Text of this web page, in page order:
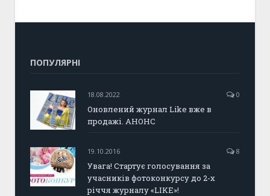
ПОПУЛЯРНІ
18.08.2022 0
Оновлений журнал Like вже в
продажі. АНОНС
19.10.2016 8
Увага! Стартує голосування за
учасників фотоконкурсу до 2-х
річчя журналу «LIKE»!